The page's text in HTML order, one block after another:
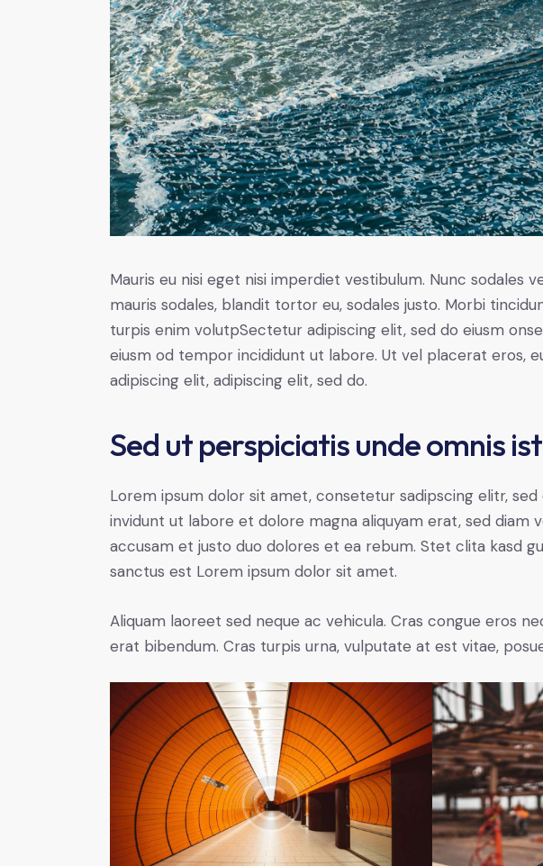
Mauris eu nisi eget nisi imperdiet vestibulum. Nunc sodales
mauris sodales, blandit tortor eu, sodales justo. Morbi
turpis enim volutpSectetur adipiscing elit, sed do eiusm
eiusm od tempor incididunt ut labore. Ut vel placerat eros,
adipiscing elit, adipiscing elit, sed do.
Sed ut perspiciatis unde omnis
Lorem ipsum dolor sit amet, consetetur sadipscing elitr,
invidunt ut labore et dolore magna aliquyam erat, sed diam
accusam et justo duo dolores et ea rebum. Stet clita kasd
sanctus est Lorem ipsum dolor sit amet.
Aliquam laoreet sed neque ac vehicula. Cras congue eros
erat bibendum. Cras turpis urna, vulputate at est vitae,